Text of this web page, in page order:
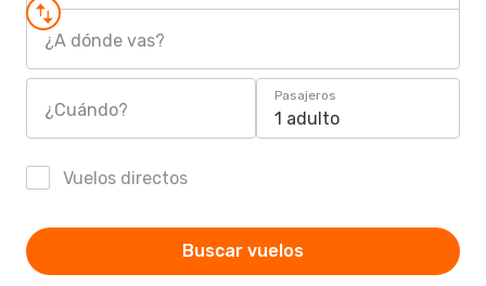
¿A dónde vas?
¿Cuándo?
Pasajeros
1 adulto
Vuelos directos
Buscar vuelos